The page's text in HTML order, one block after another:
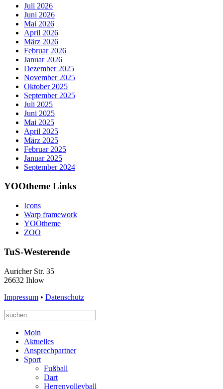
Juli 2026
Juni 2026
Mai 2026
April 2026
März 2026
Februar 2026
Januar 2026
Dezember 2025
November 2025
Oktober 2025
September 2025
Juli 2025
Juni 2025
Mai 2025
April 2025
März 2025
Februar 2025
Januar 2025
September 2024
YOOtheme Links
Icons
Warp framework
YOOtheme
ZOO
TuS-Westerende
Auricher Str. 35
26632 Ihlow
Impressum • Datenschutz
Moin
Aktuelles
Ansprechpartner
Sport
Fußball
Dart
Herrenvolleyball